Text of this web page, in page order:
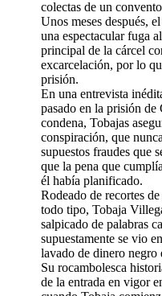
colectas de un
Unos meses después,
una espectacular fuga
principal de la cárcel
excarcelación, por lo
prisión.
En una entrevista
pasado en la prisión
condena, Tobajas
conspiración, que
supuestos fraudes que
que la pena que
él había planificado.
Rodeado de recortes
todo tipo, Tobaja
salpicado de palabras
supuestamente se vio
lavado de dinero negro
Su rocambolesca
de la entrada en vigor